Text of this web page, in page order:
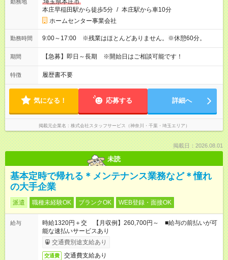
勤務地
埼玉県本庄市
本庄早稲田駅から徒歩5分 / 本庄駅から車10分
ホームセンター事業会社
勤務時間 9:00～17:00 ※残業はほとんどありません。※休憩60分。
期間 【急募】即日～長期 ※開始日はご相談可能です！
特徴 履歴書不要
気になる！ 応募する 詳細へ
掲載元企業名 株式会社スタッフサービス（神奈川・千葉・埼玉エリア）
掲載日：2026.08.01
未読
基本定時で帰れる＊メンテナンス業務など＊憧れ
の大手企業
派遣 職種未経験OK ブランクOK WEB登録・面接OK
給与
時給1320円＋交 【月収例】260,700円～ ■給与の前払いが可
能な速払いサービスあり
交通費別途支給あり
交通費 交通費支給あり